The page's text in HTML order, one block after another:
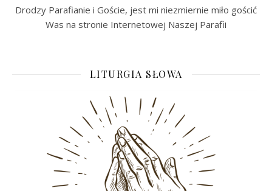
Drodzy Parafianie i Goście, jest mi niezmiernie miło gościć
Was na stronie Internetowej Naszej Parafii
LITURGIA SŁOWA